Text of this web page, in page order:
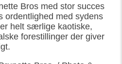
Bros med stor succes
ordentlighed med sydens
helt særlige kaotiske,
forestillinger der giver